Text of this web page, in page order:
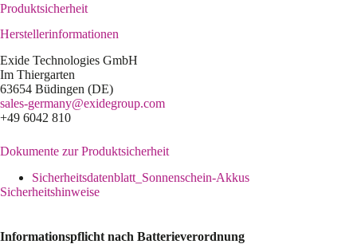
Produktsicherheit
Herstellerinformationen
Exide Technologies GmbH
Im Thiergarten
63654 Büdingen (DE)
sales-germany@exidegroup.com
+49 6042 810
Dokumente zur Produktsicherheit
Sicherheitsdatenblatt_Sonnenschein-Akkus
Sicherheitshinweise
Informationspflicht nach Batterieverordnung